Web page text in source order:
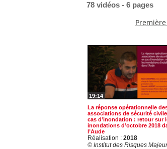
78 vidéos - 6 pages
19:14
La réponse opérationnelle
associations de sécurité
cas d’inondation : retour sur
inondations d’octobre 2018
l’Aude
Réalisation : 2018
© Institut des Risques